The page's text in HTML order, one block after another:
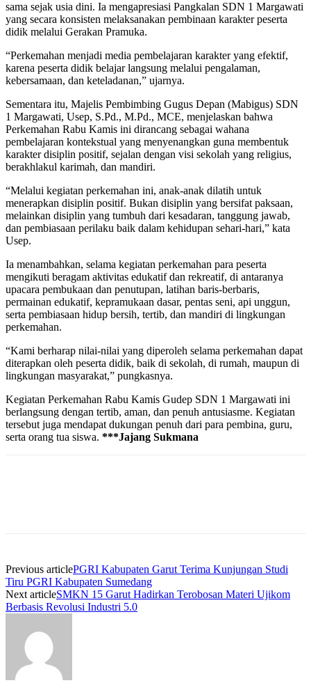
sama sejak usia dini. Ia mengapresiasi Pangkalan SDN 1 Margawati
yang secara konsisten melaksanakan pembinaan karakter peserta
didik melalui Gerakan Pramuka.
“Perkemahan menjadi media pembelajaran karakter yang efektif,
karena peserta didik belajar langsung melalui pengalaman,
kebersamaan, dan keteladanan,” ujarnya.
Sementara itu, Majelis Pembimbing Gugus Depan (Mabigus) SDN
1 Margawati, Usep, S.Pd., M.Pd., MCE, menjelaskan bahwa
Perkemahan Rabu Kamis ini dirancang sebagai wahana
pembelajaran kontekstual yang menyenangkan guna membentuk
karakter disiplin positif, sejalan dengan visi sekolah yang religius,
berakhlakul karimah, dan mandiri.
“Melalui kegiatan perkemahan ini, anak-anak dilatih untuk
menerapkan disiplin positif. Bukan disiplin yang bersifat paksaan,
melainkan disiplin yang tumbuh dari kesadaran, tanggung jawab,
dan pembiasaan perilaku baik dalam kehidupan sehari-hari,” kata
Usep.
Ia menambahkan, selama kegiatan perkemahan para peserta
mengikuti beragam aktivitas edukatif dan rekreatif, di antaranya
upacara pembukaan dan penutupan, latihan baris-berbaris,
permainan edukatif, kepramukaan dasar, pentas seni, api unggun,
serta pembiasaan hidup bersih, tertib, dan mandiri di lingkungan
perkemahan.
“Kami berharap nilai-nilai yang diperoleh selama perkemahan dapat
diterapkan oleh peserta didik, baik di sekolah, di rumah, maupun di
lingkungan masyarakat,” pungkasnya.
Kegiatan Perkemahan Rabu Kamis Gudep SDN 1 Margawati ini
berlangsung dengan tertib, aman, dan penuh antusiasme. Kegiatan
tersebut juga mendapat dukungan penuh dari para pembina, guru,
serta orang tua siswa. ***Jajang Sukmana
Previous articlePGRI Kabupaten Garut Terima Kunjungan Studi
Tiru PGRI Kabupaten Sumedang
Next articleSMKN 15 Garut Hadirkan Terobosan Materi Ujikom
Berbasis Revolusi Industri 5.0